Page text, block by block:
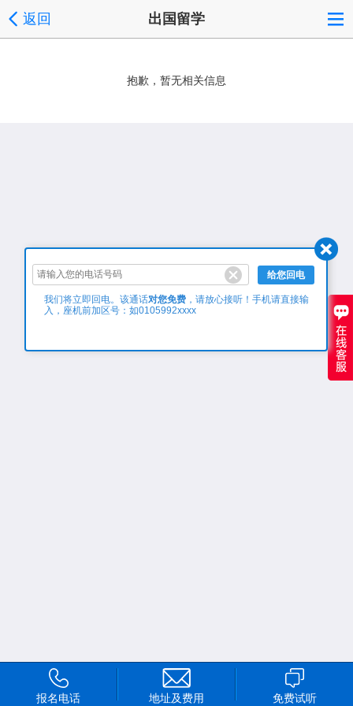
返回 出国留学
抱歉，暂无相关信息
首页 更多
给您回电
我们将立即回电。该通话对您免费，请放心接听！手机请直接输
入，座机前加区号：如0105992xxxx
报名电话 地址及费用 免费试听